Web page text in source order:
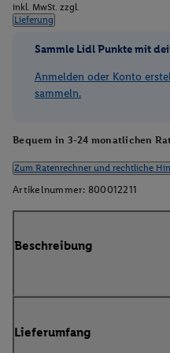
inkl. MwSt. zzgl.
Lieferung
Sammle Lidl Punkte mit
Anmelden oder Konto
sammeln.
Bequem in 3-24 monatlichen
Zum Ratenrechner und rechtliche
Artikelnummer: 800012211
Beschreibung
Lieferumfang